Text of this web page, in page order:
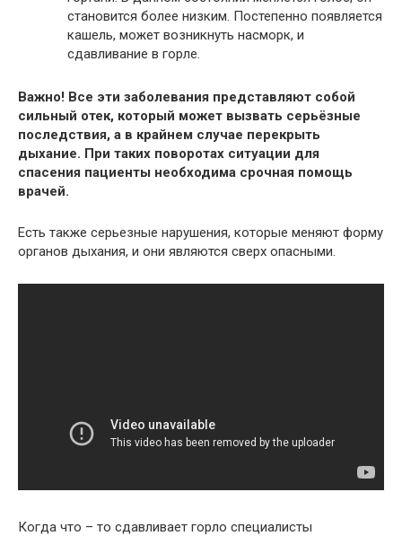
становится более низким. Постепенно появляется
кашель, может возникнуть насморк, и
сдавливание в горле.
Важно! Все эти заболевания представляют собой
сильный отек, который может вызвать серьёзные
последствия, а в крайнем случае перекрыть
дыхание. При таких поворотах ситуации для
спасения пациенты необходима срочная помощь
врачей.
Есть также серьезные нарушения, которые меняют форму
органов дыхания, и они являются сверх опасными.
Когда что – то сдавливает горло специалисты